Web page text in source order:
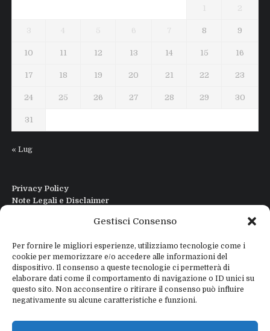
Gestisci Consenso
Per fornire le migliori esperienze, utilizziamo tecnologie come i
cookie per memorizzare e/o accedere alle informazioni del
dispositivo. Il consenso a queste tecnologie ci permetterà di
elaborare dati come il comportamento di navigazione o ID unici su
questo sito. Non acconsentire o ritirare il consenso può influire
negativamente su alcune caratteristiche e funzioni.
1 2
3 4 5 6 7 8 9
10 11 12 13 14 15 16
17 18 19 20 21 22 23
24 25 26 27 28 29 30
31
« Lug
Privacy Policy
Note Legali e Disclaimer